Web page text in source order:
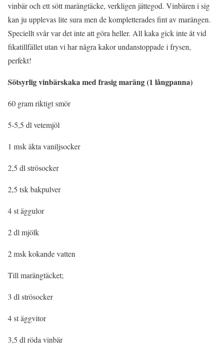
vinbär och ett sött marängtäcke, verkligen jättegod. Vinbären i sig
kan ju upplevas lite sura men de kompletterades fint av marängen.
Speciellt svår var det inte att göra heller. All kaka gick inte åt vid
fikatillfället utan vi har några kakor undanstoppade i frysen,
perfekt!
Sötsyrlig vinbärskaka med frasig maräng (1 långpanna)
60 gram riktigt smör
5-5,5 dl vetemjöl
1 msk äkta vaniljsocker
2,5 dl strösocker
2,5 tsk bakpulver
4 st äggulor
2 dl mjölk
2 msk kokande vatten
Till marängtäcket;
3 dl strösocker
4 st äggvitor
3,5 dl röda vinbär